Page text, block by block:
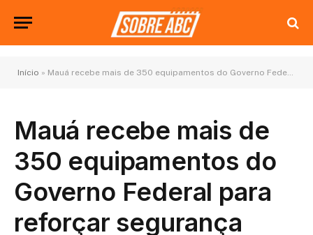
Início » Mauá recebe mais de 350 equipamentos do Governo Federal para reforçar segurança
Mauá recebe mais de
350 equipamentos do
Governo Federal para
reforçar segurança